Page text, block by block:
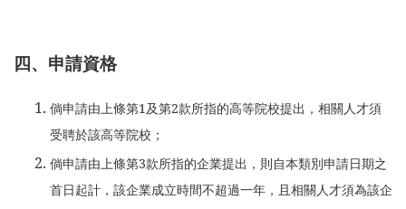
四、申請資格
倘申請由上條第1及第2款所指的高等院校提出，相關人才須
受聘於該高等院校；
倘申請由上條第3款所指的企業提出，則自本類別申請日期之
首日起計，該企業成立時間不超過一年，且相關人才須為該企